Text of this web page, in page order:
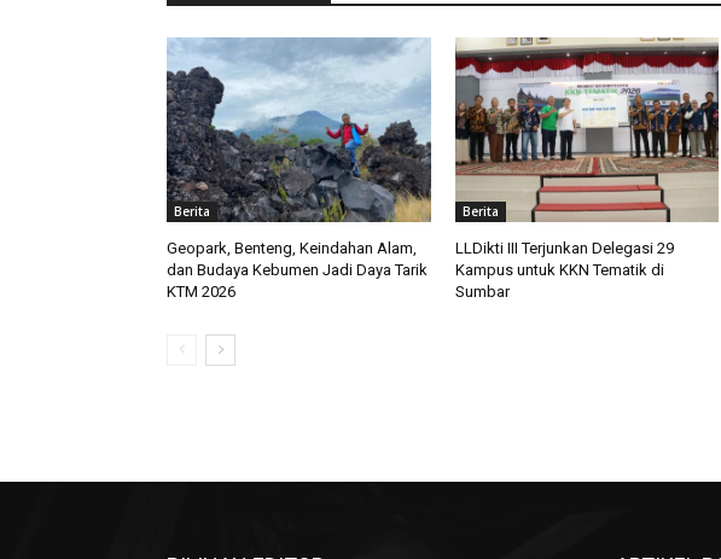
Berita
Geopark, Benteng, Keindahan Alam,
dan Budaya Kebumen Jadi Daya Tarik
KTM 2026
Berita
LLDikti III Terjunkan Delegasi 29
Kampus untuk KKN Tematik di
Sumbar